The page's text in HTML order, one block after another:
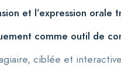
et l’expression orale
comme outil de
ciblée et